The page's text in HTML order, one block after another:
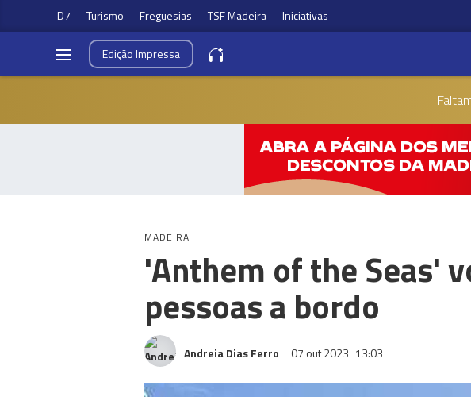
D7 Turismo Freguesias TSF Madeira Iniciativas
EdiçãoImpressa
MADEIRA
'Anthem of the Seas'
pessoas a bordo
Andreia Dias Ferro 07 out 2023 13:03